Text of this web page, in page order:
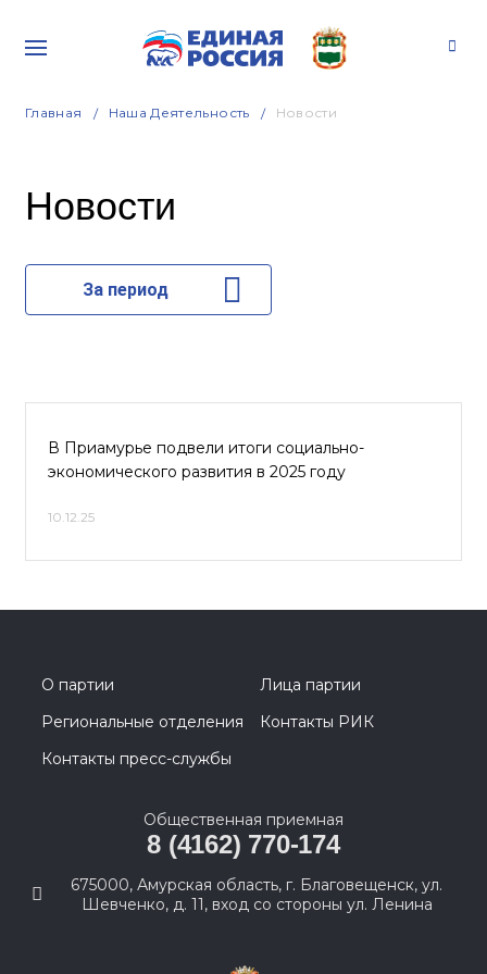
Главная Наша Деятельность Новости
Новости
За период
В Приамурье подвели итоги социально-
экономического развития в 2025 году
10.12.25
О партии
Лица партии
Региональные отделения
Контакты РИК
Контакты пресс-службы
Общественная приемная
8 (4162) 770-174
675000, Амурская область, г. Благовещенск, ул.
Шевченко, д. 11, вход со стороны ул. Ленина